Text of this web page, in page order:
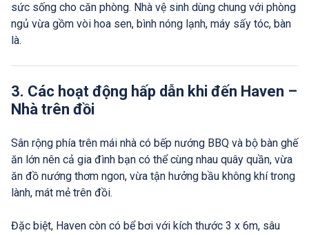
sức sống cho căn phòng. Nhà vệ sinh dùng chung với phòng
ngủ vừa gồm vòi hoa sen, bình nóng lạnh, máy sấy tóc, bàn
là.
3. Các hoạt động hấp dẫn khi đến Haven –
Nhà trên đồi
Sân rộng phía trên mái nhà có bếp nướng BBQ và bộ bàn ghế
ăn lớn nên cả gia đình bạn có thể cùng nhau quây quần, vừa
ăn đồ nướng thơm ngon, vừa tận hưởng bầu không khí trong
lành, mát mẻ trên đồi.
Đặc biệt, Haven còn có bể bơi với kích thước 3 x 6m, sâu